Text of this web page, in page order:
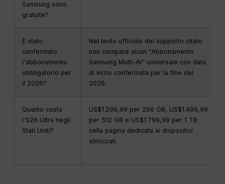
Samsung sono
gratuite?
È stato
confermato
l'abbonamento
obbligatorio per
il 2026?
Nel testo ufficiale del supporto citato
non compare alcun “Abbonamento
Samsung Multi-AI” universale con data
di inizio confermata per la fine del
2026.
Quanto costa
l'S26 Ultra negli
Stati Uniti?
US$1.299,99 per 256 GB, US$1.499,99
per 512 GB e US$1.799,99 per 1 TB
nella pagina dedicata ai dispositivi
sbloccati.